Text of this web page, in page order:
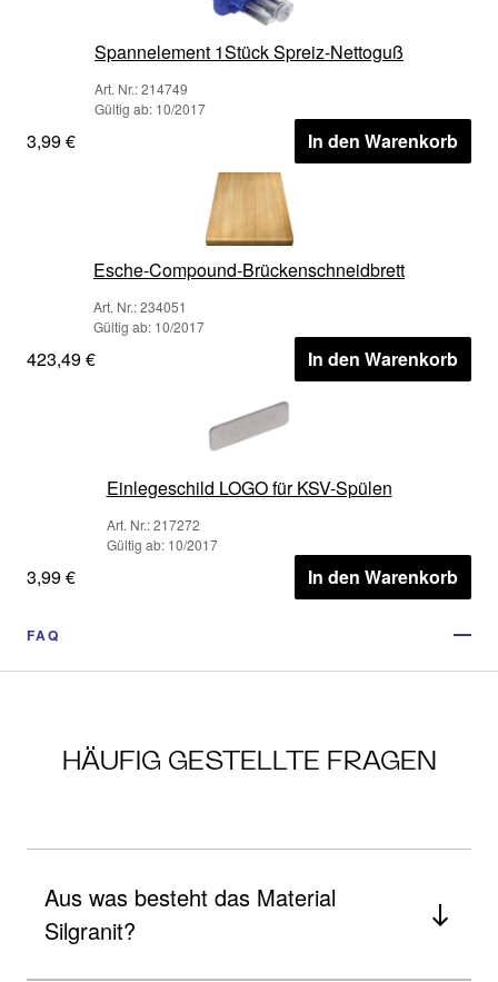
Spannelement 1Stück Spreiz-Nettoguß
Art. Nr.: 214749
Gültig ab: 10/2017
3,99 € In den Warenkorb
Esche-Compound-Brückenschneidbrett
Art. Nr.: 234051
Gültig ab: 10/2017
423,49 € In den Warenkorb
Einlegeschild LOGO für KSV-Spülen
Art. Nr.: 217272
Gültig ab: 10/2017
3,99 € In den Warenkorb
FAQ
HÄUFIG GESTELLTE FRAGEN
Aus was besteht das Material
Silgranit?